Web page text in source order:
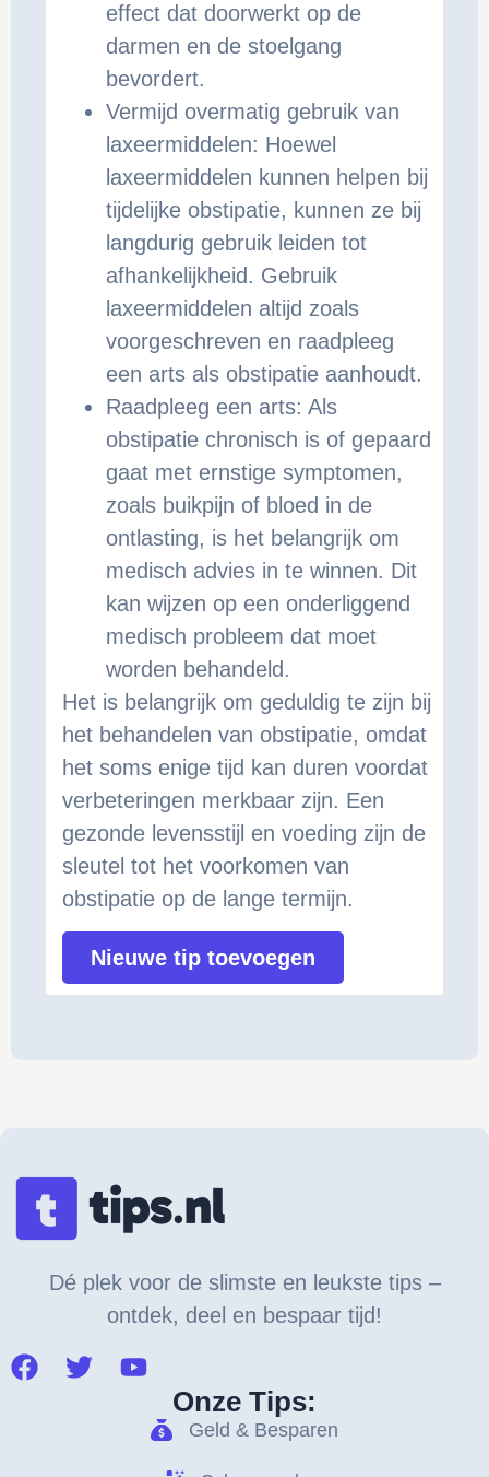
effect dat doorwerkt op de
darmen en de stoelgang
bevordert.
Vermijd overmatig gebruik van
laxeermiddelen: Hoewel
laxeermiddelen kunnen helpen bij
tijdelijke obstipatie, kunnen ze bij
langdurig gebruik leiden tot
afhankelijkheid. Gebruik
laxeermiddelen altijd zoals
voorgeschreven en raadpleeg
een arts als obstipatie aanhoudt.
Raadpleeg een arts: Als
obstipatie chronisch is of gepaard
gaat met ernstige symptomen,
zoals buikpijn of bloed in de
ontlasting, is het belangrijk om
medisch advies in te winnen. Dit
kan wijzen op een onderliggend
medisch probleem dat moet
worden behandeld.
Het is belangrijk om geduldig te zijn bij
het behandelen van obstipatie, omdat
het soms enige tijd kan duren voordat
verbeteringen merkbaar zijn. Een
gezonde levensstijl en voeding zijn de
sleutel tot het voorkomen van
obstipatie op de lange termijn.
Nieuwe tip toevoegen
Dé plek voor de slimste en leukste tips –
ontdek, deel en bespaar tijd!
Onze Tips:
Geld & Besparen